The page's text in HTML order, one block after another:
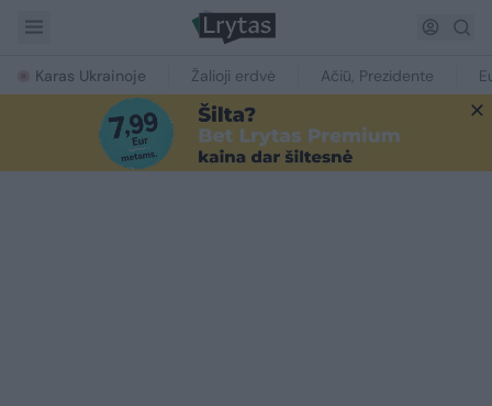
Karas Ukrainoje Žalioji erdvė Ačiū, Prezidente